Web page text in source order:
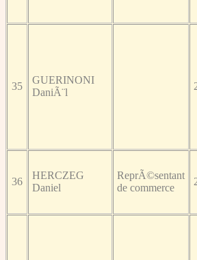
35
GUERINONI
DaniÃ¨l
36
HERCZEG
Daniel
ReprÃ©sentant
de commerce